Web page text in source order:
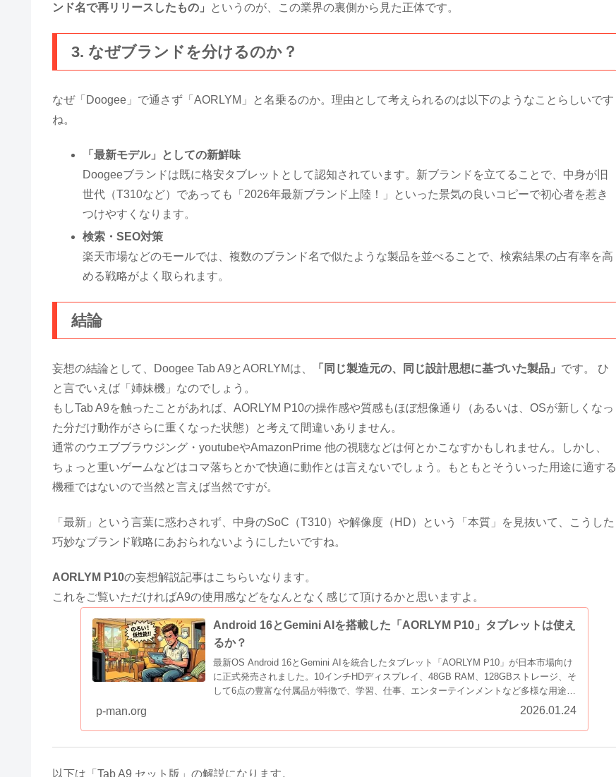
ンド名で再リリースしたもの」
というのが、この業界の裏側から見た正体です。
3. なぜブランドを分けるのか？
なぜ「Doogee」で通さず「AORLYM」と名乗るのか。理由として考えられるのは以下のようなことらしいです
ね。
「最新モデル」としての新鮮味
Doogeeブランドは既に格安タブレットとして認知されています。新ブランドを立てることで、中身が旧
世代（T310など）であっても「2026年最新ブランド上陸！」といった景気の良いコピーで初心者を惹き
つけやすくなります。
検索・SEO対策
楽天市場などのモールでは、複数のブランド名で似たような製品を並べることで、検索結果の占有率を高
める戦略がよく取られます。
結論
妄想の結論として、Doogee Tab A9とAORLYMは、 「同じ製造元の、同じ設計思想に基づいた製品」 です。 ひ
と言でいえば「姉妹機」なのでしょう。
もしTab A9を触ったことがあれば、AORLYM P10の操作感や質感もほぼ想像通り（あるいは、OSが新しくなっ
た分だけ動作がさらに重くなった状態）と考えて間違いありません。
通常のウエブブラウジング・youtubeやAmazonPrime 他の視聴などは何とかこなすかもしれません。しかし、
ちょっと重いゲームなどはコマ落ちとかで快適に動作とは言えないでしょう。もともとそういった用途に適する
機種ではないので当然と言えば当然ですが。
「最新」という言葉に惑わされず、中身のSoC（T310）や解像度（HD）という「本質」を見抜いて、こうした
巧妙なブランド戦略にあおられないようにしたいですね。
AORLYM P10の妄想解説記事はこちらいなります。
これをご覧いただければA9の使用感などをなんとなく感じて頂けるかと思いますよ。
Android 16とGemini AIを搭載した「AORLYM P10」タブレットは使え
るか？
最新OS Android 16とGemini AIを統合したタブレット「AORLYM P10」が日本市場向け
に正式発売されました。10インチHDディスプレイ、48GB RAM、128GBストレージ、そ
して6点の豊富な付属品が特徴で、学習、仕事、エンターテインメントなど多様な用途に
対応します。現在、楽天市場にて期間限定の特別価格14,900円（税込）で提供されてい
p-man.org 2026.01.24
以下は「Tab A9 セット版」の解説になります。